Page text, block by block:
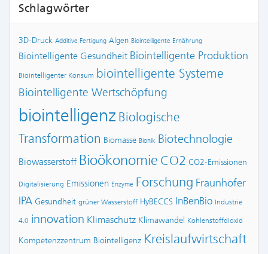
Schlagwörter
3D-Druck Additive Fertigung Algen Biointelligente Ernährung
Biointelligente Gesundheit Biointelligente Produktion
Biointelligenter Konsum biointelligente Systeme
Biointelligente Wertschöpfung
biointelligenz Biologische
Transformation Biomasse Bionik Biotechnologie
Biowasserstoff Bioökonomie CO2 CO2-Emissionen
Digitalisierung Emissionen Enzyme Forschung Fraunhofer
IPA Gesundheit grüner Wasserstoff HyBECCS InBenBio Industrie
4.0 innovation Klimaschutz Klimawandel Kohlenstoffdioxid
Kompetenzzentrum Biointelligenz Kreislaufwirtschaft